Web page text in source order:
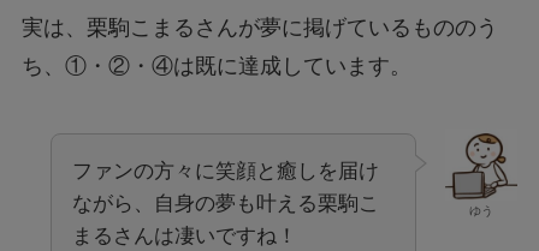
実は、栗駒こまるさんが夢に掲げているもののう
ち、①・②・④は既に達成しています。
ゆう
ファンの方々に笑顔と癒しを届け
ながら、自身の夢も叶える栗駒こ
まるさんは凄いですね！